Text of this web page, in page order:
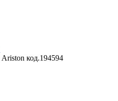
код.194594